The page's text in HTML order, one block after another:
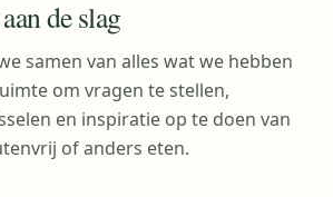
de slag
samen van alles wat we hebben
om vragen te stellen,
en inspiratie op te doen van
of anders eten.